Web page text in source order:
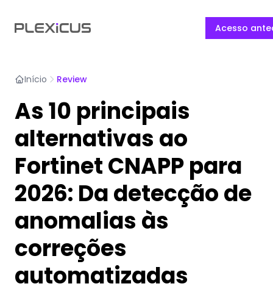
Acesso
Início Review
As 10 principais
alternativas ao
Fortinet CNAPP para
2026: Da detecção de
anomalias às
correções
automatizadas